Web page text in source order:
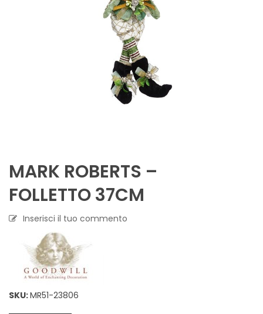
MARK ROBERTS –
FOLLETTO 37CM
Inserisci il tuo commento
SKU:MR51-23806